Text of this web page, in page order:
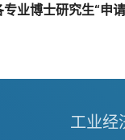
业博士研究生“申
工业经